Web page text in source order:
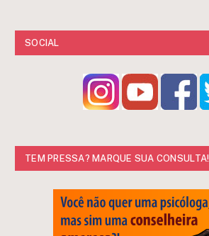
SOCIAL
TEM PRESSA? MARQUE SUA CONSULTA!